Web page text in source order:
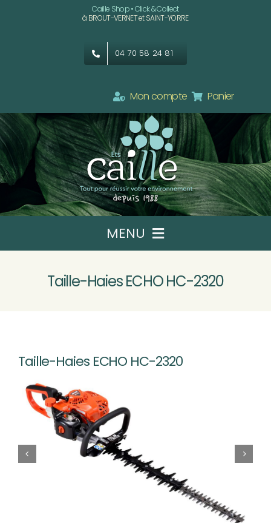
Caille Shop • Click & Collect
à BROUT-VERNET et SAINT-YORRE
04 70 58 24 81
Mon compte Panier
MENU
ATELIER SAV
CONTACT & ACCÈS
Rechercher:
Taille-Haies ECHO HC-2320
Taille-Haies ECHO HC-2320